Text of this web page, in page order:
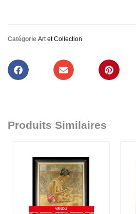
Catégorie Art et Collection
Produits Similaires